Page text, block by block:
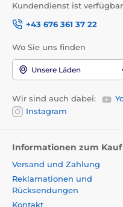
Kundendienst ist verfügbar
+43 676 361 37 22
Wo Sie uns finden
Unsere Läden
Wir sind auch dabei:
Instagram
Informationen zum Kauf
Versand und Zahlung
Reklamationen und
Rücksendungen
Kontakt